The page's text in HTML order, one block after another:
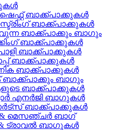
ബാക്ക്പാക്കുകൾ
ബാക്ക്പാക്കുകൾ
ബാക്ക്‌പാക്കും ബാഗും
ബാക്ക്പാക്കുകൾ
ബാക്ക്പാക്കുകൾ
ബാക്ക്പാക്കുകൾ
ബാക്ക്പാക്കുകൾ
ബാക്ക്പാക്കും ബാഗും
ബാക്ക്പാക്കുകൾ
എനർജി ബാഗുകൾ
ബാക്ക്പാക്കുകൾ
മെസഞ്ചർ ബാഗ്
ട്രാവൽ ബാഗുകൾ